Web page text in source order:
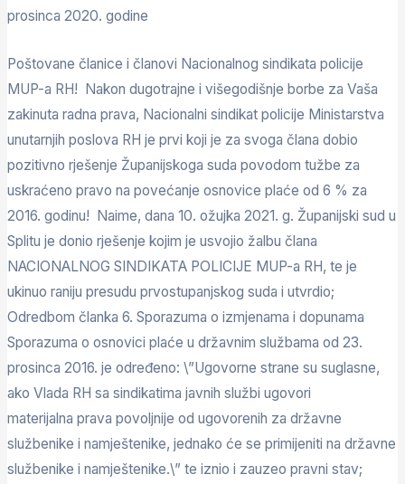
prosinca 2020. godine
Poštovane članice i članovi Nacionalnog sindikata policije
MUP-a RH! Nakon dugotrajne i višegodišnje borbe za Vaša
zakinuta radna prava, Nacionalni sindikat policije Ministarstva
unutarnjih poslova RH je prvi koji je za svoga člana dobio
pozitivno rješenje Županijskoga suda povodom tužbe za
uskraćeno pravo na povećanje osnovice plaće od 6 % za
2016. godinu! Naime, dana 10. ožujka 2021. g. Županijski sud u
Splitu je donio rješenje kojim je usvojio žalbu člana
NACIONALNOG SINDIKATA POLICIJE MUP-a RH, te je
ukinuo raniju presudu prvostupanjskog suda i utvrdio;
Odredbom članka 6. Sporazuma o izmjenama i dopunama
Sporazuma o osnovici plaće u državnim službama od 23.
prosinca 2016. je određeno: \”Ugovorne strane su suglasne,
ako Vlada RH sa sindikatima javnih službi ugovori
materijalna prava povoljnije od ugovorenih za državne
službenike i namještenike, jednako će se primijeniti na državne
službenike i namještenike.\” te iznio i zauzeo pravni stav;